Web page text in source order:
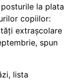
la plata
copiilor:
extrașcolare
spun
lista